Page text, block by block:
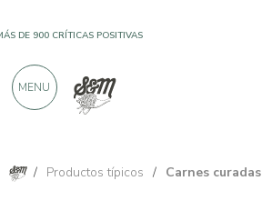
/ Productos típicos / Carnes curadas
DE 900 CRÍTICAS POSITIVAS
MENU